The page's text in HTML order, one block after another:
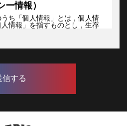
情報）
ち「個人情報」とは，個人情
情報」を指すものとし，生存
ち「履歴情報および特性情
たサービスやご購入いただい
ページや広告の履歴，ユーザ
報などを指します。